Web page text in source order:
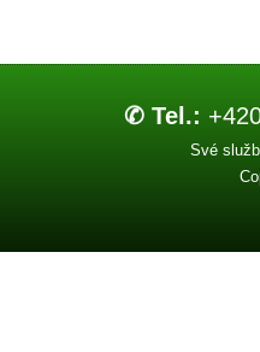
✆ Tel.:
Své